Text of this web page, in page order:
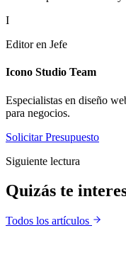
I
Editor en Jefe
Icono Studio Team
Especialistas en diseño
para negocios.
Solicitar Presupuesto
Siguiente lectura
Quizás te
Todos los artículos